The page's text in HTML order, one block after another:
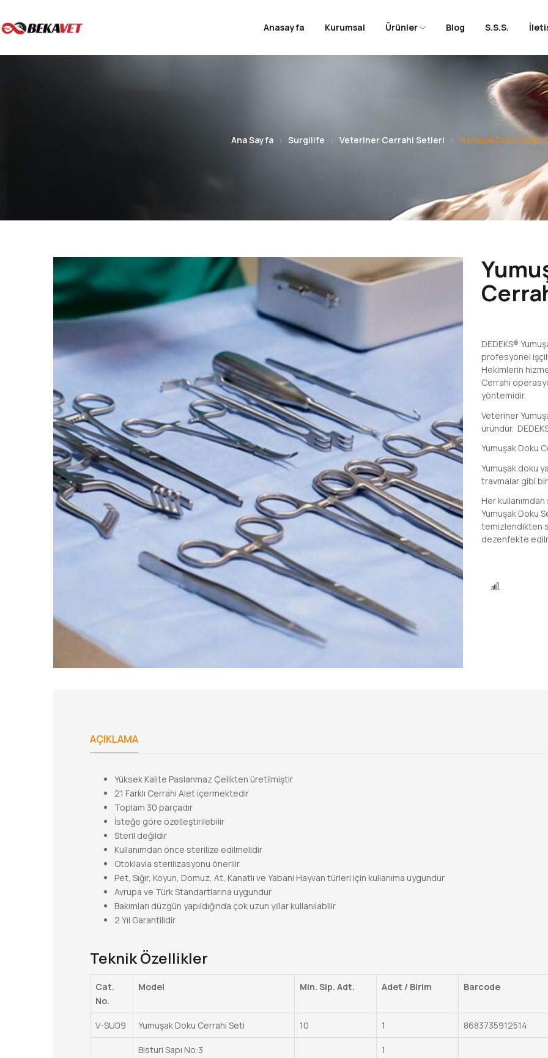
Anasayfa Kurumsal Ürünler Blog S.S.S.
Ana Sayfa Surgilife Veteriner Cerrahi Setleri Yumuşak Doku Genel
DEDEKS®
profesyonel
Hekimlerin
Cerrahi
yöntemidir.
Veteriner
üründür.
Yumuşak Doku
Yumuşak doku
travmalar gibi
Her
Yumuşak Doku
temizlendikten
dezenfekte
AÇIKLAMA
Yüksek Kalite Paslanmaz Çelikten üretilmiştir
21 Farklı Cerrahi Alet içermektedir
Toplam 30 parçadır
İsteğe göre özelleştirilebilir
Steril değildir
Kullanımdan önce sterilize edilmelidir
Otoklavla sterilizasyonu önerilir
Pet, Sığır, Koyun, Domuz, At, Kanatlı ve Yabani Hayvan türleri için kullanıma uygundur
Avrupa ve Türk Standartlarına uygundur
Bakımları düzgün yapıldığında çok uzun yıllar kullanılabilir
2 Yıl Garantilidir
Teknik Özellikler
Cat.
No.
Model Min. Sip. Adt. Adet / Birim Barcode
V-SU09 Yumuşak Doku Cerrahi Seti 10 1 8683735912514
Bisturi Sapı No:3 1